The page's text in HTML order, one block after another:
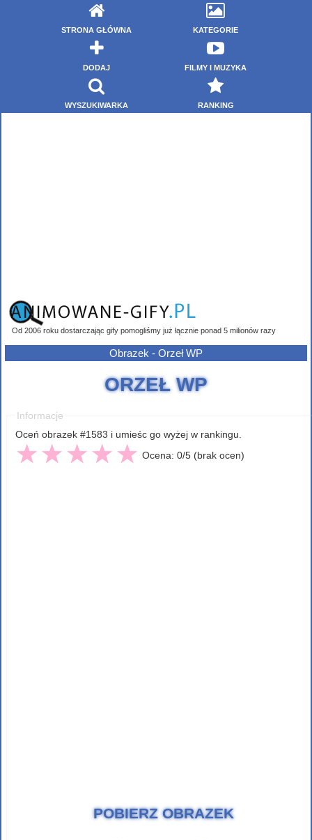
STRONA GŁÓWNA KATEGORIE
DODAJ FILMY I MUZYKA
WYSZUKIWARKA RANKING
Od 2006 roku dostarczając gify pomogliśmy już łącznie ponad 5 milionów razy
Obrazek - Orzeł WP
ORZEŁ WP
Informacje
Oceń obrazek #1583 i umieśc go wyżej w rankingu.
Ocena: 0/5 (brak ocen)
POBIERZ OBRAZEK